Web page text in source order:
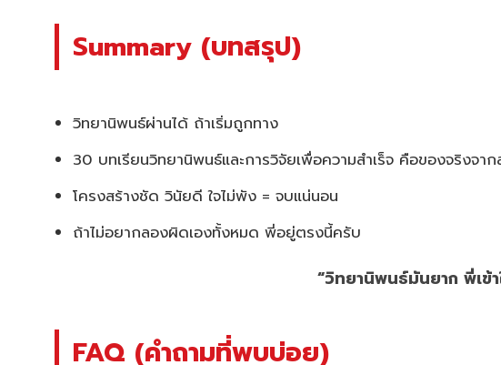
Summary (บทสรุป)
วิทยานิพนธ์ผ่านได้ ถ้าเริ่มถูกทาง
30 บทเรียนวิทยานิพนธ์และการวิจัยเพื่อความสำเร็จ คือของจริงจาก
โครงสร้างชัด วินัยดี ใจไม่พัง = จบแน่นอน
ถ้าไม่อยากลองผิดเองทั้งหมด พี่อยู่ตรงนี้ครับ
“วิทยานิพนธ์มันยาก พี่เ
FAQ (คำถามที่พบบ่อย)